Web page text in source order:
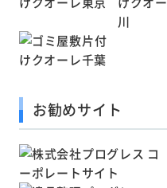
お勧めサイト